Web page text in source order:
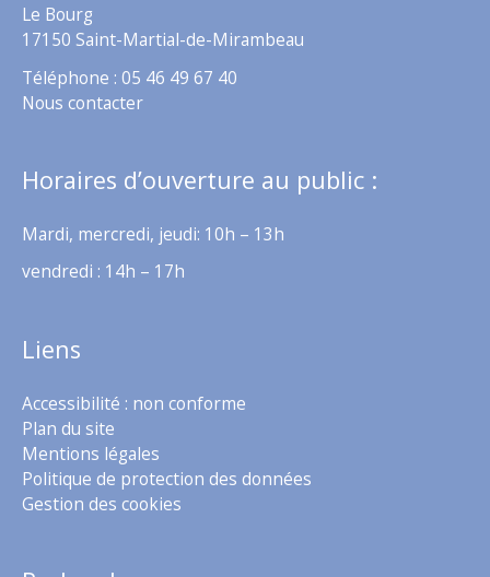
Le Bourg
17150 Saint-Martial-de-Mirambeau
Téléphone : 05 46 49 67 40
Nous contacter
Horaires d’ouverture au public :
Mardi, mercredi, jeudi: 10h – 13h
vendredi : 14h – 17h
Liens
Accessibilité : non conforme
Plan du site
Mentions légales
Politique de protection des données
Gestion des cookies